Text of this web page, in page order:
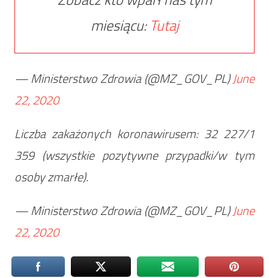
miesiącu: Tutaj
— Ministerstwo Zdrowia (@MZ_GOV_PL)June
22, 2020
Liczba zakażonych koronawirusem: 32 227/1
359 (wszystkie pozytywne przypadki/w tym
osoby zmarłe).
— Ministerstwo Zdrowia (@MZ_GOV_PL)June
22, 2020